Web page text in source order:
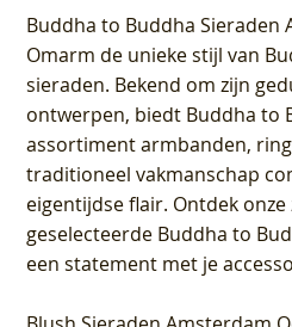
Buddha to Buddha Sieraden
Omarm de unieke stijl van
sieraden. Bekend om zijn
ontwerpen, biedt Buddha to
assortiment armbanden,
traditioneel vakmanschap
eigentijdse flair. Ontdek
geselecteerde Buddha to
een statement met je